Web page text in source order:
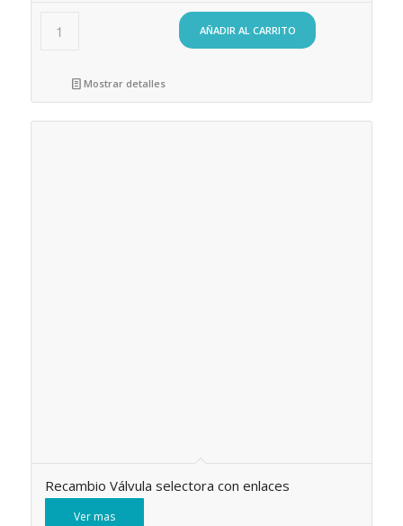
AÑADIR AL CARRITO
Mostrar detalles
Recambio Válvula selectora con enlaces
Ver mas